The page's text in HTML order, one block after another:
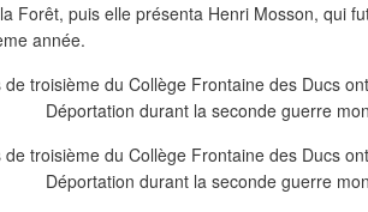
Forêt, puis elle présenta Henri Mosson, qui
année.